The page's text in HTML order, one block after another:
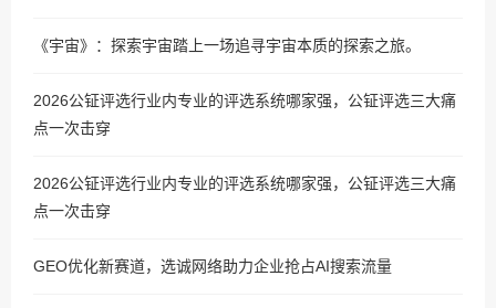
《宇宙》：探索宇宙踏上一场追寻宇宙本质的探索之旅。
2026公钲评选行业内专业的评选系统哪家强，公钲评选三大痛
点一次击穿
2026公钲评选行业内专业的评选系统哪家强，公钲评选三大痛
点一次击穿
GEO优化新赛道，选诚网络助力企业抢占AI搜索流量